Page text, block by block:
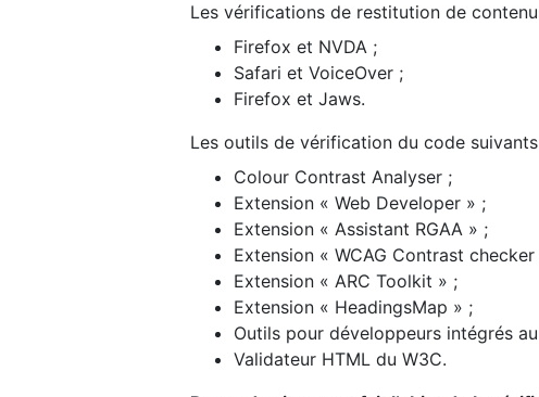
Les vérifications de restitution de
Firefox et NVDA ;
Safari et VoiceOver ;
Firefox et Jaws.
Les outils de vérification du code
Colour Contrast Analyser ;
Extension « Web Developer » ;
Extension « Assistant RGAA » ;
Extension « WCAG Contrast checker
Extension « ARC Toolkit » ;
Extension « HeadingsMap » ;
Outils pour développeurs intégrés
Validateur HTML du W3C.